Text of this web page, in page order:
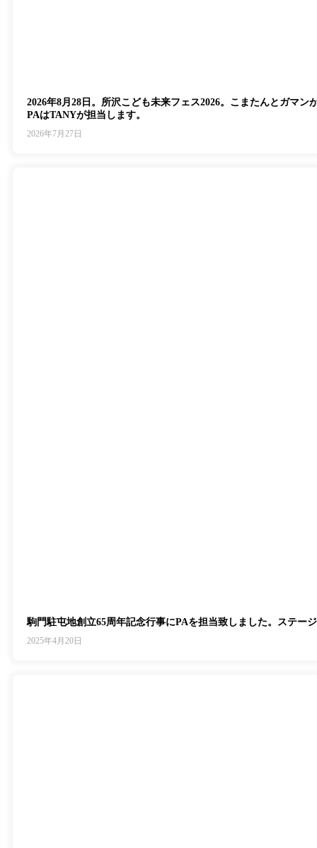
2026年8月28日。所沢こども未来フェス2026。こまたんとガマン
PAはTANYが担当します。
2026年7月27日
駒門駐屯地創立65周年記念行事にPAを担当致しました。ステー
2025年4月20日